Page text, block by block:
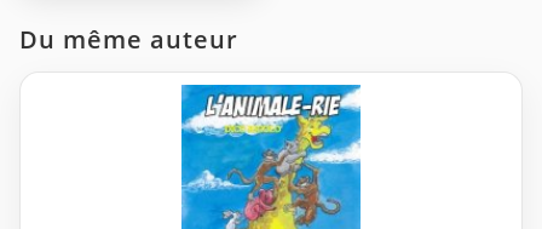
Du même auteur